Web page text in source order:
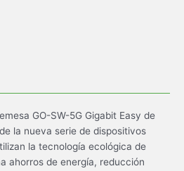
GO-SW-5G Gigabit Easy de
la nueva serie de dispositivos
la tecnología ecológica de
ahorros de energía, reducción